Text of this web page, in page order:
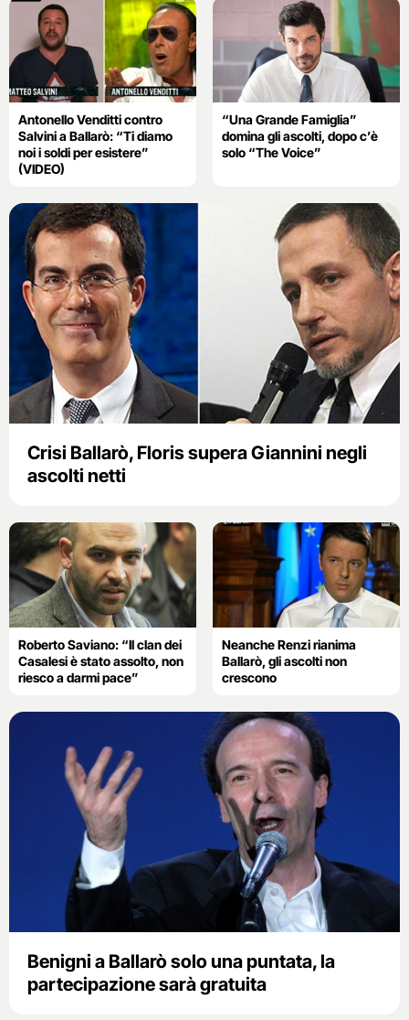
Antonello Venditti contro
Salvini a Ballarò: “Ti diamo
noi i soldi per esistere”
(VIDEO)
“Una Grande Famiglia”
domina gli ascolti, dopo c’è
solo “The Voice”
Crisi Ballarò, Floris supera Giannini negli
ascolti netti
Roberto Saviano: “Il clan dei
Casalesi è stato assolto, non
riesco a darmi pace”
Neanche Renzi rianima
Ballarò, gli ascolti non
crescono
Benigni a Ballarò solo una puntata, la
partecipazione sarà gratuita